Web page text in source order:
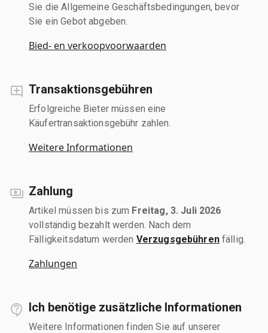
Sie die Allgemeine Geschäftsbedingungen, bevor
Sie ein Gebot abgeben.
Bied- en verkoopvoorwaarden
Transaktionsgebühren
Erfolgreiche Bieter müssen eine
Käufertransaktionsgebühr zahlen.
Weitere Informationen
Zahlung
Artikel müssen bis zum Freitag, 3. Juli 2026
vollständig bezahlt werden. Nach dem
Fälligkeitsdatum werden Verzugsgebührenfällig.
Zahlungen
Ich benötige zusätzliche Informationen
Weitere Informationen finden Sie auf unserer